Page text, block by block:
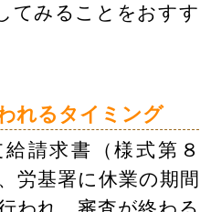
てみることをおすす
れるタイミング
給請求書（様式第８
労基署に休業の期間